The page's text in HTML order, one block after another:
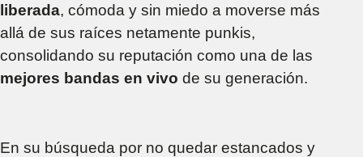
liberada, cómoda y sin miedo a moverse más
allá de sus raíces netamente punkis,
consolidando su reputación como una de las
mejores bandas en vivo de su generación.
En su búsqueda por no quedar estancados y